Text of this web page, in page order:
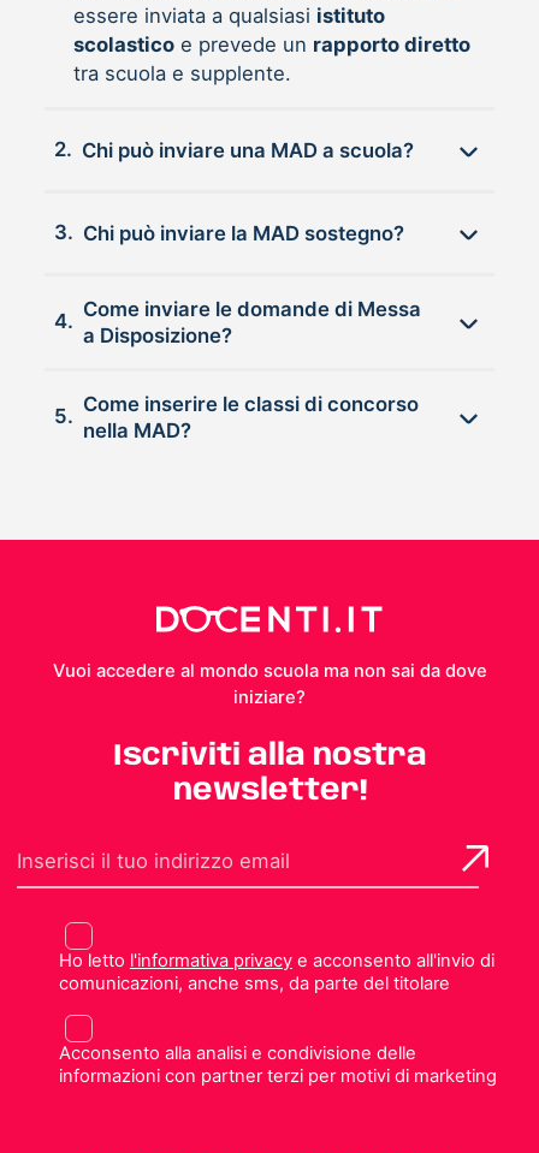
essere inviata a qualsiasi istituto
scolasticoe prevede un rapporto diretto
tra scuola e supplente.
2. Chi può inviare una MAD a scuola?
3. Chi può inviare la MAD sostegno?
4.
Come inviare le domande di Messa
a Disposizione?
5.
Come inserire le classi di concorso
nella MAD?
Vuoi accedere al mondo scuola ma non sai da dove
iniziare?
Iscriviti alla nostra
newsletter!
Ho letto l'informativa privacye acconsento all'invio di
comunicazioni, anche sms, da parte del titolare
Acconsento alla analisi e condivisione delle
informazioni con partner terzi per motivi di marketing